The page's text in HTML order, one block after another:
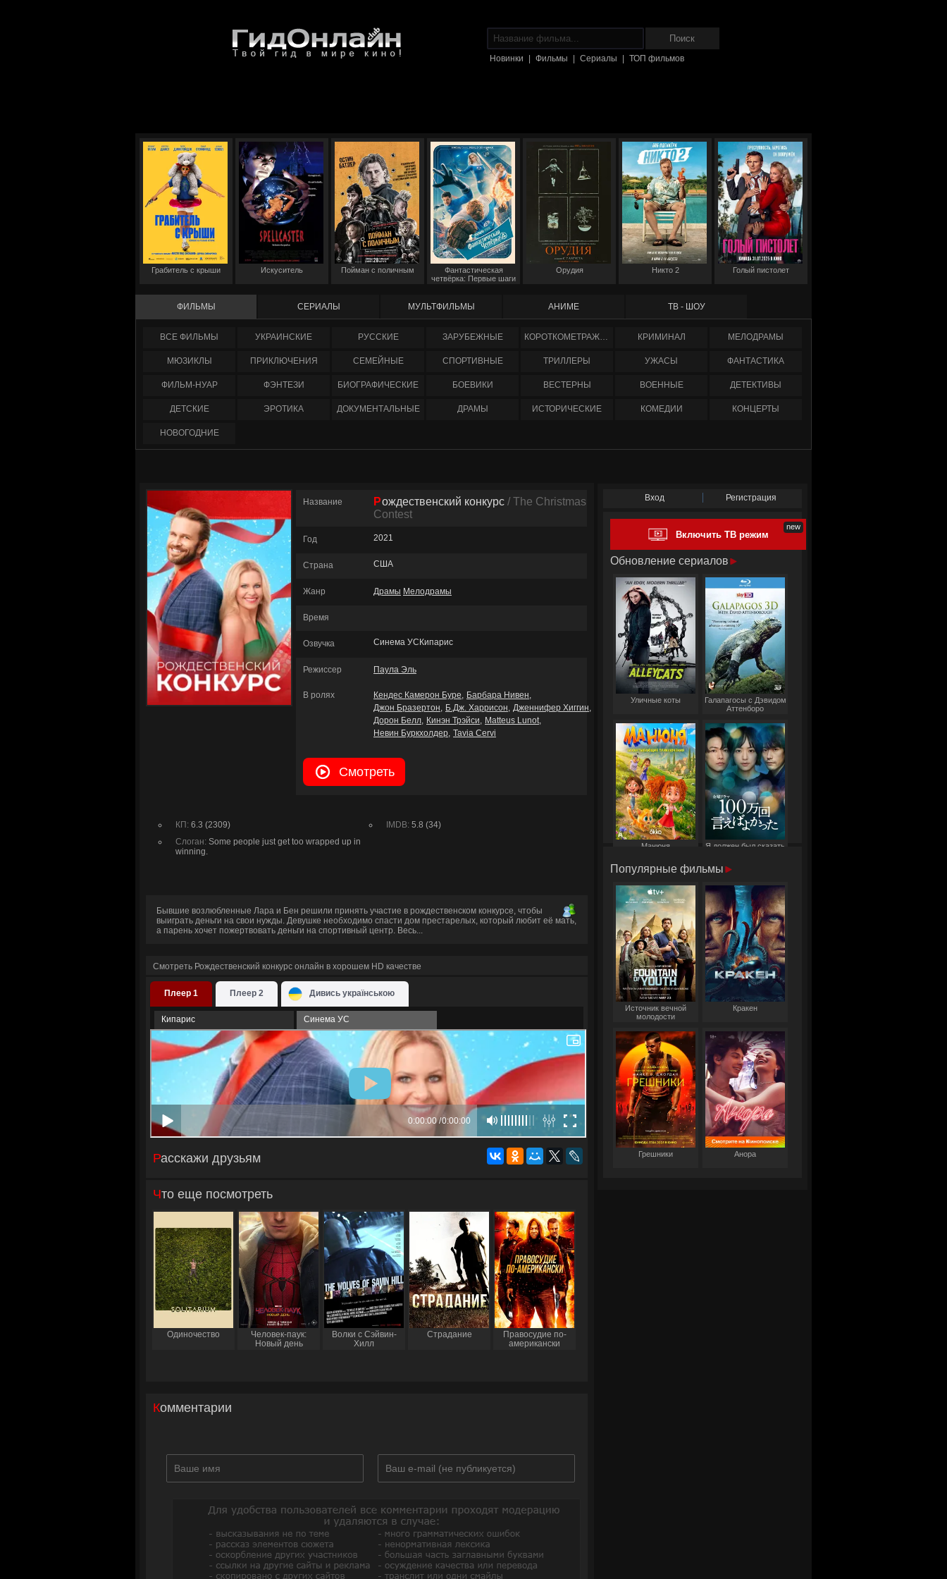
Новинки Фильмы Сериалы ТОП фильмов
Грабитель с крыши Искуситель Пойман с поличным
Фантастическая
четвёрка: Первые шаги
Орудия Никто 2 Голый пистолет
ФИЛЬМЫ СЕРИАЛЫ МУЛЬТФИЛЬМЫ АНИМЕ ТВ - ШОУ
ФИЛЬМЫ УКРАИНCКИЕ РУССКИЕ ЗАРУБЕЖНЫЕ КОРОТКОМЕТРАЖНЫЕ КРИМИНАЛ МЕЛОДРАМЫ
МЮЗИКЛЫ ПРИКЛЮЧЕНИЯ СЕМЕЙНЫЕ СПОРТИВНЫЕ ТРИЛЛЕРЫ УЖАСЫ ФАНТАСТИКА
ФИЛЬМ-НУАР ФЭНТЕЗИ БИОГРАФИЧЕСКИЕ БОЕВИКИ ВЕСТЕРНЫ ВОЕННЫЕ ДЕТЕКТИВЫ
ДЕТСКИЕ ЭРОТИКА ДОКУМЕНТАЛЬНЫЕ ДРАМЫ ИСТОРИЧЕСКИЕ КОМЕДИИ КОНЦЕРТЫ
НОВОГОДНИЕ
Название Рождественский конкурс / The Christmas
Contest
Год 2021
Страна США
Жанр Драмы Мелодрамы
Время
Озвучка Синема УСКипарис
Режиссер Паула Эль
В ролях Кендес Камерон Буре
Барбара Нивен
Джон Бразертон
Б.Дж. Харрисон Дженнифер Хиггин
Дорон Белл
Кинэн Трэйси
Matteus Lunot
Невин Буркхолдер Tavia Cervi
Смотреть
КП: 6.3 (2309) IMDB:5.8 (34)
Слоган: Some people just get too wrapped up in
winning.
Бывшие возлюбленные Лара и Бен решили принять участие в рождественском конкурсе, чтобы
выиграть деньги на свои нужды. Девушке необходимо спасти дом престарелых, который любит её мать,
а парень хочет пожертвовать деньги на спортивный центр. Весь...
Смотреть Рождественский конкурс онлайн в хорошем HD качестве
Плеер 1 Плеер 2 Дивись українською
Кипарис Синема УС
Расскажи друзьям
Что еще посмотреть
Одиночество
Человек-паук:
Новый день
Волки с Сэйвин-
Хилл
Страдание
Правосудие по-
американски
Комментарии
Вход Регистрация
Включить ТВ режим
Обновление сериалов
Уличные коты
Галапагосы с Дэвидом
Аттенборо
Манюня
Я должен был сказать
Популярные фильмы
Источник вечной
молодости
Кракен
Грешники Анора